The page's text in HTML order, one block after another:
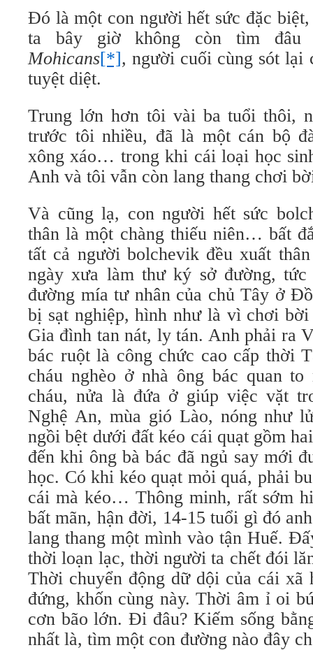
Đó là một con người hết sức đặc
ta bây giờ không còn tìm
Mohicans[*],người cuối cùng sót lại
tuyệt diệt.
Trung lớn hơn tôi vài ba tuổi thôi,
trước tôi nhiều, đã là một cán bộ
xông xáo… trong khi cái loại học
Anh và tôi vẫn còn lang thang chơi
Và cũng lạ, con người hết sức
thân là một chàng thiếu niên… bất
tất cả người bolchevik đều xuất
ngày xưa làm thư ký sở đường,
đường mía tư nhân của chủ Tây ở
bị sạt nghiệp, hình như là vì chơi
Gia đình tan nát, ly tán. Anh phải ra
bác ruột là công chức cao cấp thời
cháu nghèo ở nhà ông bác quan
cháu, nửa là đứa ở giúp việc vặt
Nghệ An, mùa gió Lào, nóng như
ngồi bệt dưới đất kéo cái quạt gồm
đến khi ông bà bác đã ngủ say mới
học. Có khi kéo quạt mỏi quá, phải
cái mà kéo… Thông minh, rất sớm
bất mãn, hận đời, 14-15 tuổi gì đó
lang thang một mình vào tận Huế.
thời loạn lạc, thời người ta chết đói
Thời chuyển động dữ dội của cái xã
đứng, khốn cùng này. Thời âm ỉ oi
cơn bão lớn. Đi đâu? Kiếm sống
nhất là, tìm một con đường nào đây